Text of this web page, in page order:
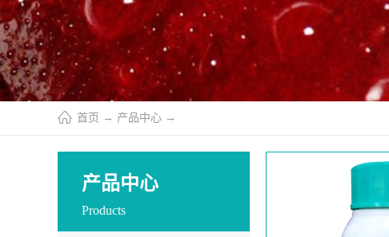
首页 → 产品中心 →
产品中心
Products